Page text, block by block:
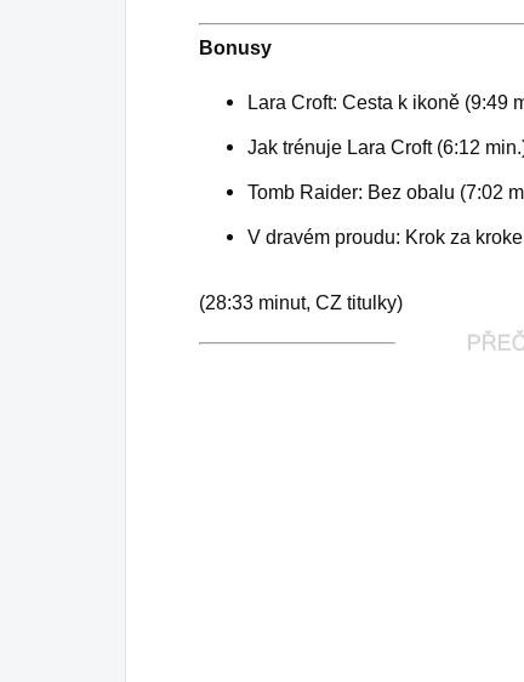
Bonusy
Lara Croft: Cesta k ikoně (9:49
Jak trénuje Lara Croft (6:12
Tomb Raider: Bez obalu (7:02
V dravém proudu: Krok za
(28:33 minut, CZ titulky)